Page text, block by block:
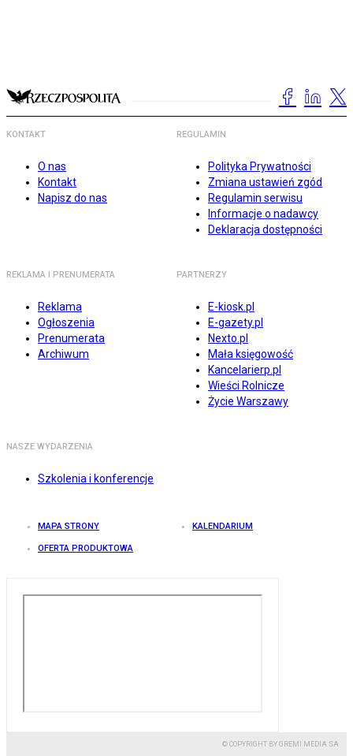
KONTAKT
O nas
Kontakt
Napisz do nas
REGULAMIN
Polityka Prywatności
Zmiana ustawień zgód
Regulamin serwisu
Informacje o nadawcy
Deklaracja dostępności
REKLAMA I PRENUMERATA
Reklama
Ogłoszenia
Prenumerata
Archiwum
PARTNERZY
E-kiosk.pl
E-gazety.pl
Nexto.pl
Mała księgowość
Kancelarierp.pl
Wieści Rolnicze
Życie Warszawy
NASZE WYDARZENIA
Szkolenia i konferencje
MAPA STRONY KALENDARIUM
OFERTA PRODUKTOWA
© COPYRIGHT BY GREMI MEDIA SA